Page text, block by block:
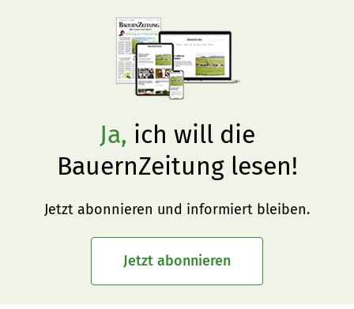
Ja, ich will die
BauernZeitung lesen!
Jetzt abonnieren und informiert bleiben.
Jetzt abonnieren